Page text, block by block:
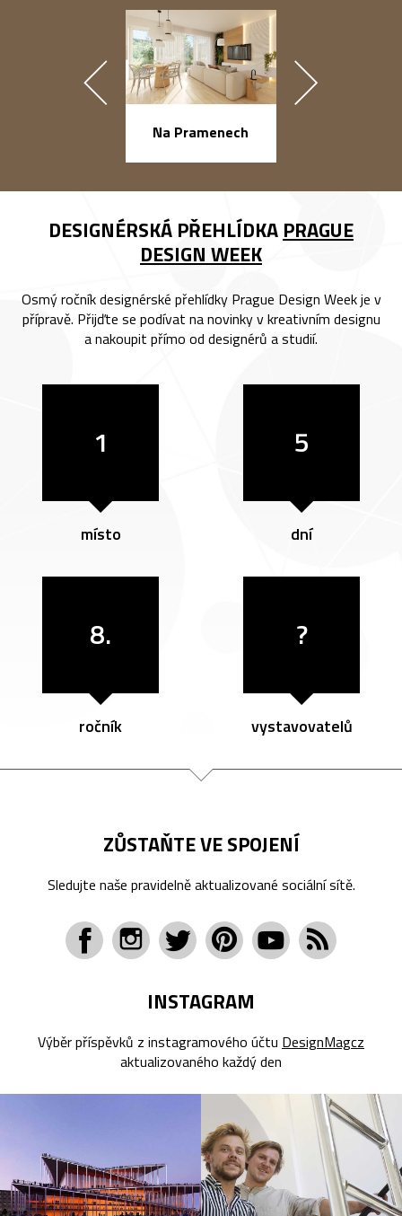
Na Pramenech
DESIGNÉRSKÁ PŘEHLÍDKA PRAGUE
DESIGN WEEK
Osmý ročník designérské přehlídky Prague Design Week je v
přípravě. Přijďte se podívat na novinky v kreativním designu
a nakoupit přímo od designérů a studií.
1
místo
5
dní
8.
ročník
?
vystavovatelů
ZŮSTAŇTE VE SPOJENÍ
Sledujte naše pravidelně aktualizované sociální sítě.
INSTAGRAM
Výběr příspěvků z instagramového účtu DesignMagcz
aktualizovaného každý den